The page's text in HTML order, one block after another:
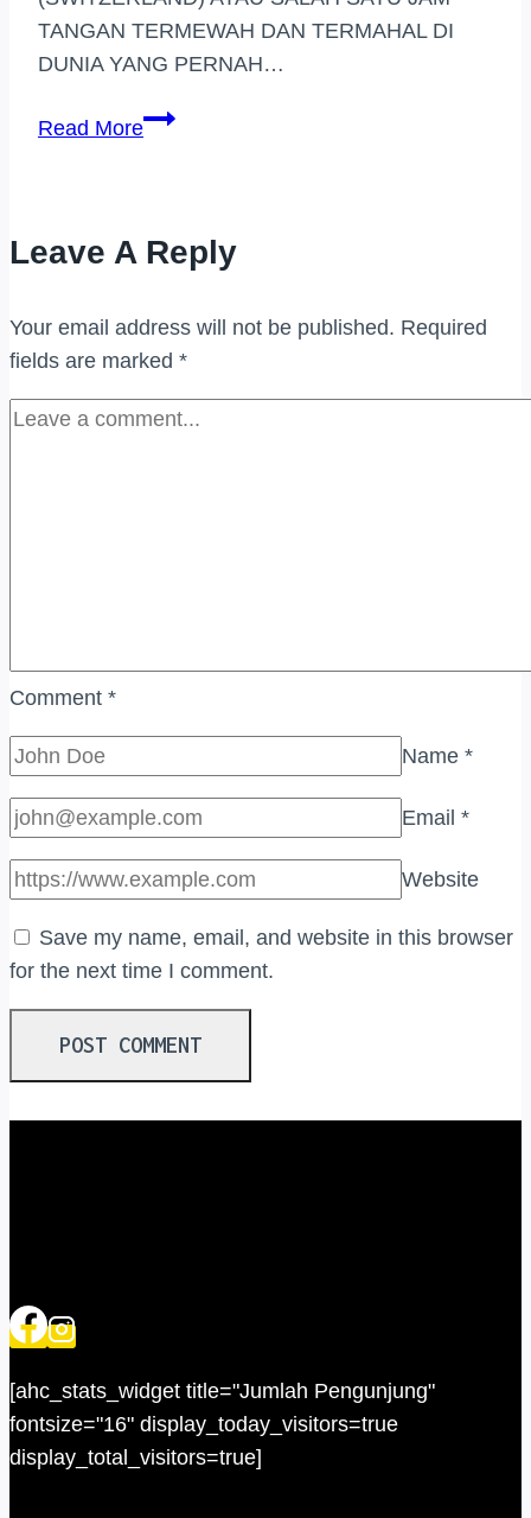
TANGAN TERMEWAH DAN TERMAHAL DI
DUNIA YANG PERNAH…
Read MoreBELI
HARGA
DI
(JOHOR
Leave A Reply
Your email address will not be published. Required
fields are marked *
Comment *
Name *
Email *
Website
Save my name, email, and website in this browser
for the next time I comment.
[ahc_stats_widget title="Jumlah Pengunjung"
fontsize="16" display_today_visitors=true
display_total_visitors=true]